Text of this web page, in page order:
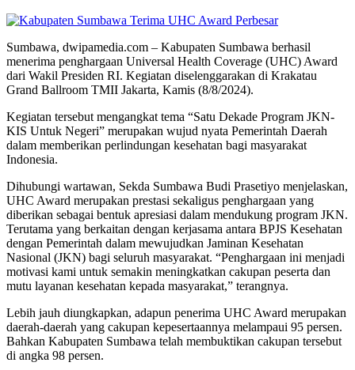
Perbesar
Sumbawa, dwipamedia.com – Kabupaten Sumbawa berhasil
menerima penghargaan Universal Health Coverage (UHC) Award
dari Wakil Presiden RI. Kegiatan diselenggarakan di Krakatau
Grand Ballroom TMII Jakarta, Kamis (8/8/2024).
Kegiatan tersebut mengangkat tema “Satu Dekade Program JKN-
KIS Untuk Negeri” merupakan wujud nyata Pemerintah Daerah
dalam memberikan perlindungan kesehatan bagi masyarakat
Indonesia.
Dihubungi wartawan, Sekda Sumbawa Budi Prasetiyo menjelaskan,
UHC Award merupakan prestasi sekaligus penghargaan yang
diberikan sebagai bentuk apresiasi dalam mendukung program JKN.
Terutama yang berkaitan dengan kerjasama antara BPJS Kesehatan
dengan Pemerintah dalam mewujudkan Jaminan Kesehatan
Nasional (JKN) bagi seluruh masyarakat. “Penghargaan ini menjadi
motivasi kami untuk semakin meningkatkan cakupan peserta dan
mutu layanan kesehatan kepada masyarakat,” terangnya.
Lebih jauh diungkapkan, adapun penerima UHC Award merupakan
daerah-daerah yang cakupan kepesertaannya melampaui 95 persen.
Bahkan Kabupaten Sumbawa telah membuktikan cakupan tersebut
di angka 98 persen.